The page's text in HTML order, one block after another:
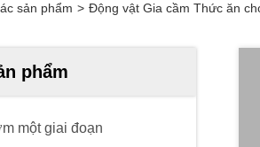
sản phẩm > Động vật Gia cầm Thức ăn
phẩm
một giai đoạn